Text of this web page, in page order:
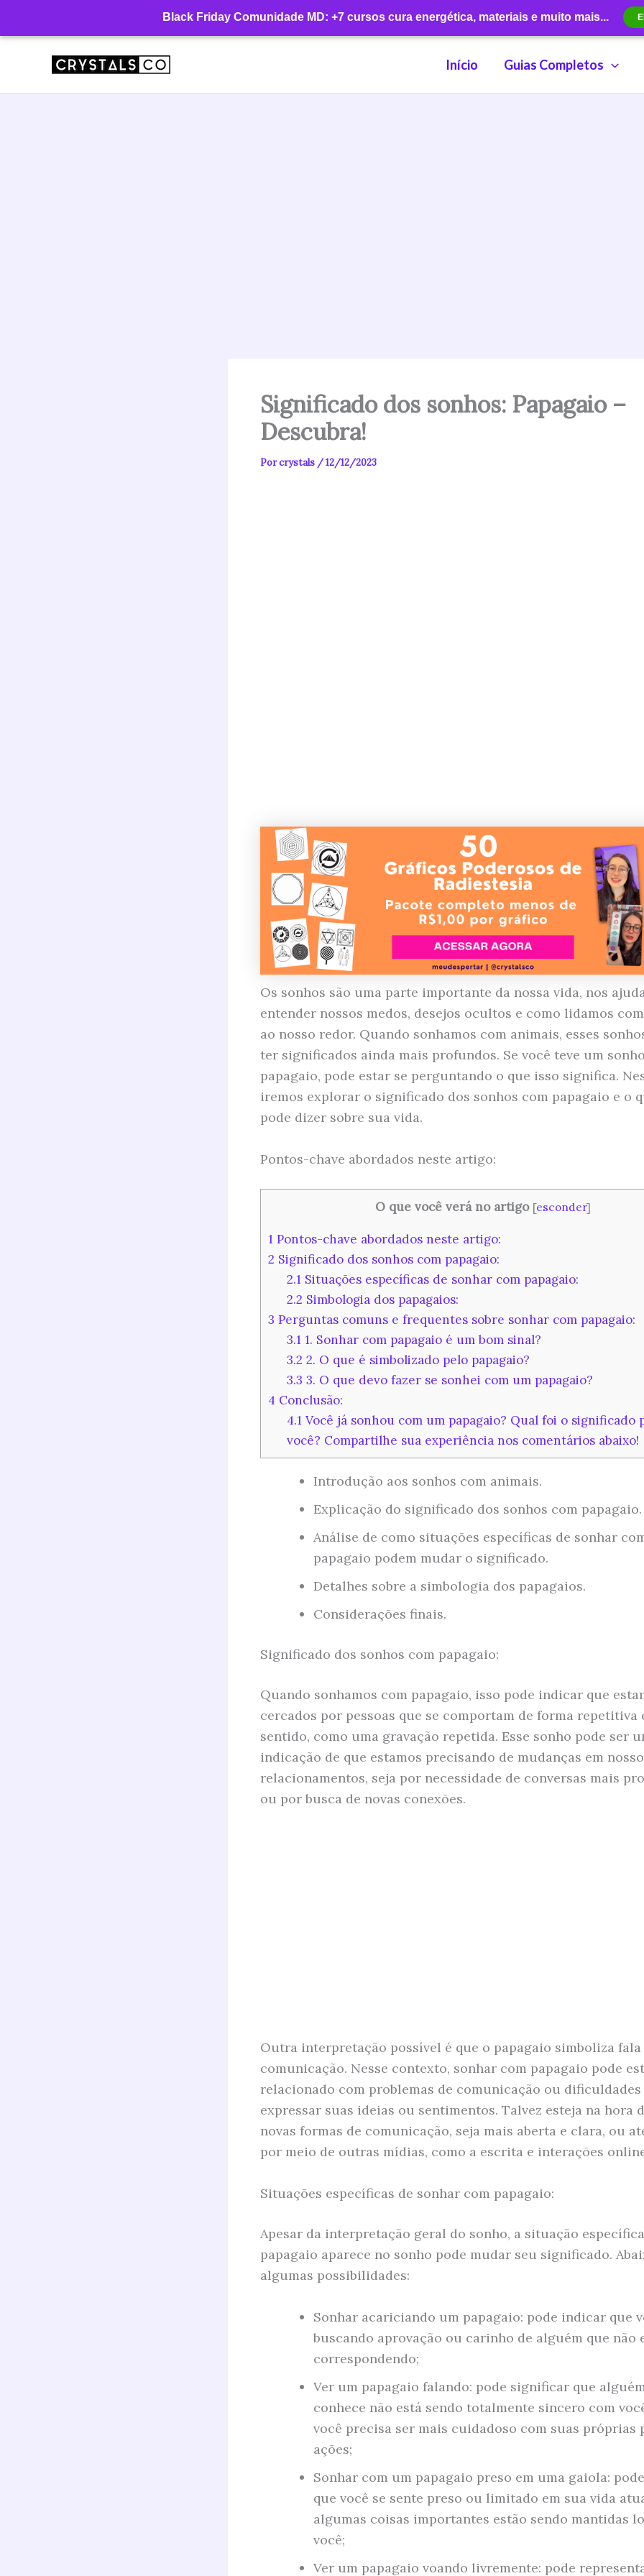
Black Friday Comunidade MD: +7 cursos cura energética, materiais e muito mais...
conteúdo
Início Guias Completos
Significado dos sonhos: Papagaio –
Descubra!
Porcrystals /12/12/2023
Os sonhos são uma parte importante da nossa vida, nos
entender nossos medos, desejos ocultos e como lidamos
ao nosso redor. Quando sonhamos com animais, esses
ter significados ainda mais profundos. Se você teve um
papagaio, pode estar se perguntando o que isso significa.
iremos explorar o significado dos sonhos com papagaio e o
pode dizer sobre sua vida.
Pontos-chave abordados neste artigo:
O que você verá no artigo [esconder]
1 Pontos-chave abordados neste artigo:
2 Significado dos sonhos com papagaio:
2.1Situações específicas de sonhar com papagaio:
2.2 Simbologia dos papagaios:
3 Perguntas comuns e frequentes sobre sonhar com papagaio:
3.11. Sonhar com papagaio é um bom sinal?
3.2 2. O que é simbolizado pelo papagaio?
3.3 3. O que devo fazer se sonhei com um papagaio?
4 Conclusão:
4.1Você já sonhou com um papagaio? Qual foi o significado
você? Compartilhe sua experiência nos comentários abaixo!
Introdução aos sonhos com animais.
Explicação do significado dos sonhos com papagaio.
Análise de como situações específicas de sonhar
papagaio podem mudar o significado.
Detalhes sobre a simbologia dos papagaios.
Considerações finais.
Significado dos sonhos com papagaio:
Quando sonhamos com papagaio, isso pode indicar que
cercados por pessoas que se comportam de forma repetitiva
sentido, como uma gravação repetida. Esse sonho pode ser
indicação de que estamos precisando de mudanças em
relacionamentos, seja por necessidade de conversas mais
ou por busca de novas conexões.
Outra interpretação possível é que o papagaio simboliza fala
comunicação. Nesse contexto, sonhar com papagaio pode
relacionado com problemas de comunicação ou dificuldades
expressar suas ideias ou sentimentos. Talvez esteja na hora
novas formas de comunicação, seja mais aberta e clara, ou
por meio de outras mídias, como a escrita e interações
Situações específicas de sonhar com papagaio:
Apesar da interpretação geral do sonho, a situação
papagaio aparece no sonho pode mudar seu significado.
algumas possibilidades:
Sonhar acariciando um papagaio: pode indicar que
buscando aprovação ou carinho de alguém que não
correspondendo;
Ver um papagaio falando: pode significar que
conhece não está sendo totalmente sincero com
você precisa ser mais cuidadoso com suas próprias
ações;
Sonhar com um papagaio preso em uma gaiola:
que você se sente preso ou limitado em sua vida
algumas coisas importantes estão sendo mantidas
você;
Ver um papagaio voando livremente: pode